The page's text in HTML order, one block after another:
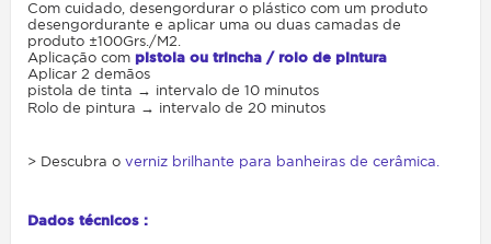
Com cuidado, desengordurar o plástico com um produto
desengordurante e aplicar uma ou duas camadas de
produto ±100Grs./M2.
Aplicação com pistola ou trincha / rolo de pintura
Aplicar 2 demãos
pistola de tinta → intervalo de 10 minutos
Rolo de pintura → intervalo de 20 minutos
> Descubra o verniz brilhante para banheiras de cerâmica.
Dados técnicos :